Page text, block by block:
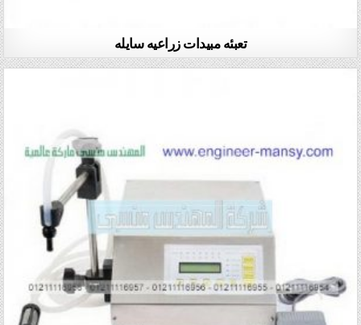
تعبئه مبيدات زراعيه سايله